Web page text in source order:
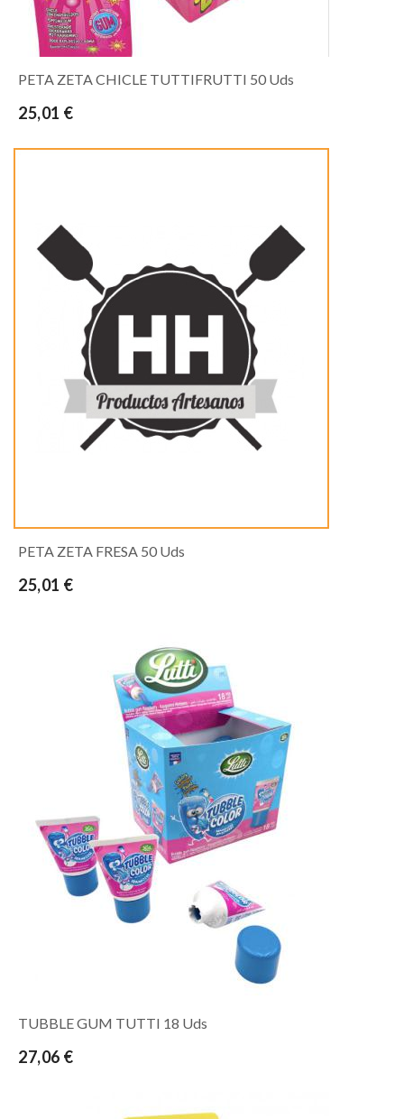
PETA ZETA CHICLE TUTTIFRUTTI 50 Uds
25,01 €
PETA ZETA FRESA 50 Uds
25,01 €
TUBBLE GUM TUTTI 18 Uds
27,06 €